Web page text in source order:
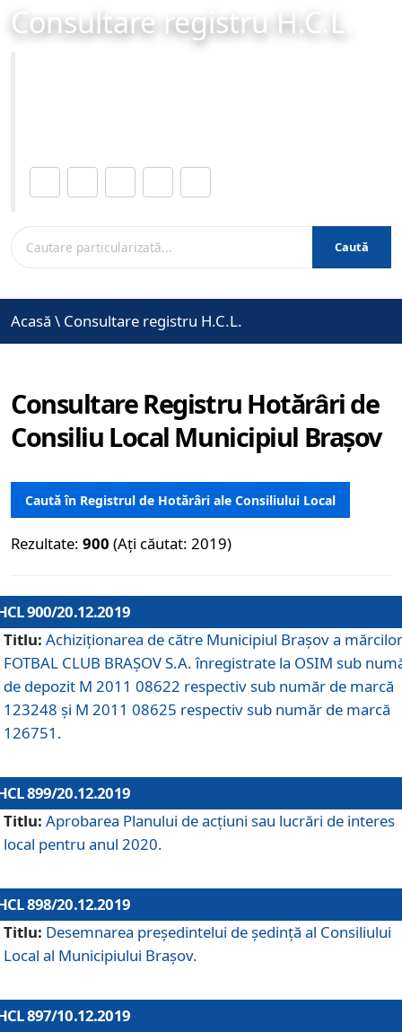
Consultare registru H.C.L.
Caută
Acasă \ Consultare registru H.C.L.
Consultare Registru Hotărâri de
Consiliu Local Municipiul Brașov
Caută în Registrul de Hotărâri ale Consiliului Local
Rezultate: 900 (Ați căutat: 2019)
900/20.12.2019
Titlu: Achiziționarea de către Municipiul Brașov a mărcilor
FOTBAL CLUB BRAȘOV S.A. înregistrate la OSIM sub
de depozit M 2011 08622 respectiv sub număr de marcă
123248 și M 2011 08625 respectiv sub număr de marcă
126751.
899/20.12.2019
Titlu: Aprobarea Planului de acţiuni sau lucrări de interes
local pentru anul 2020.
898/20.12.2019
Titlu: Desemnarea preşedintelui de şedinţă al Consiliului
Local al Municipiului Braşov.
897/10.12.2019